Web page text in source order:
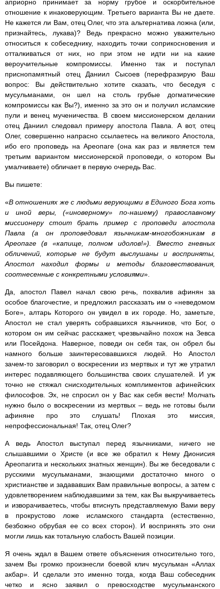
априорно принимает за норму грубое и оскорбительное
отношение к инаковерующим. Третьего варианта Вы не даете.
Не кажется ли Вам, отец Олег, что эта альтернатива ложна (или,
признайтесь, лукава)? Ведь прекрасно можно уважительно
относиться к собеседнику, находить точки соприкосновения и
отталкиваться от них, но при этом не идти ни на какие
вероучительные компромиссы. Именно так и поступал
приснопамятный отец Даниил Сысоев (перефразирую Ваш
вопрос: Вы действительно хотите сказать, что беседуя с
мусульманами, он шел на столь грубые догматические
компромиссы как Вы?), именно за это он и получил исламские
пули и венец мученичества. В своем миссионерском делании
отец Даниил следовал примеру апостола Павла. А вот, отец
Олег, совершенно напрасно ссылаетесь на великого Апостола,
ибо его проповедь на Ареопаге (она как раз и является тем
третьим вариантом миссионерской проповеди, о котором Вы
умалчиваете) обличает в первую очередь Вас.
Вы пишете:
«В отношениях же с людьми верующими в Единого Бога хоть
и иной веры, («иноверному» по-нашему) православному
миссионеру стоит брать пример с проповеди апостола
Павла (а он проповедовал язычникам-многобожникам в
Ареопаге (в «капище, полном идолов!»). Вместо гневных
обличений, которые не будут выслушаны и восприняты,
Апостол находил формы и методы благовествования,
соотнесенные с конкретными условиями».
Да, апостол Павел начал свою речь, похвалив афинян за
особое благочестие, и предложил рассказать им о «неведомом
Боге», алтарь Которого он увидел в их городе. Но, заметьте,
Апостол не стал уверять собравшихся язычников, что Бог, о
котором он им сейчас расскажет, чрезвычайно похож на Зевса
или Посейдона. Наверное, поведи он себя так, он обрел бы
намного больше заинтересовавшихся людей. Но Апостол
зачем-то заговорил о воскресении из мертвых и тут же утратил
интерес подавляющего большинства своих слушателей. И уж
точно не стяжал снисходительных комплиментов афинейских
философов. Эх, не спросил он у Вас как себя вести! Молчать
нужно было о воскресении из мертвых – ведь не готовы были
афиняне про это слушать! Плохая это миссия,
непрофессиональная! Так, отец Олег?
А ведь Апостол выступал перед язычниками, ничего не
слышавшими о Христе (и все же обратил к Нему Дионисия
Ареопагита и нескольких знатных женщин). Вы же беседовали с
русскими мусульманами, знающими достаточно много о
христианстве и задававших Вам правильные вопросы, а затем с
удовлетворением наблюдавшими за тем, как Вы выкручиваетесь
и изворачиваетесь, чтобы втиснуть представляемую Вами веру
в прокрустово ложе исламского стандарта (естественно,
безбожно обрубая ее со всех сторон). И воспринять это они
могли лишь как тотальную слабость Вашей позиции.
Я очень ждал в Вашем ответе объяснения относительно того,
зачем Вы громко произнесли боевой клич мусульман «Аллах
акбар». И сделали это именно тогда, когда Ваш собеседник
четко и ясно заявил о превосходстве мусульманского